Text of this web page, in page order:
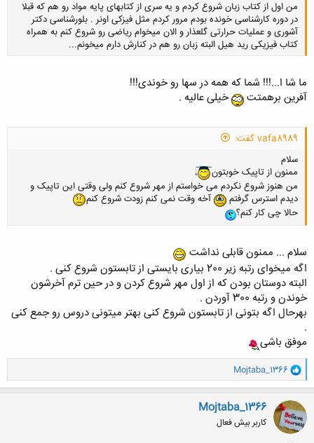
من اول از کتاب زبان شروع کردم و یه سری از کتابهای پایه مواد رو هم که قبلا
در دوره کارشناسی خونده بودم مرور کردم مثل فیزکی اونر . بلورشناسی دکتر
آشوری و عملیات حرارتی گلعذار و الان میخوام ریاضی رو شروع کنم به همراه
کتاب فیزیکی رید هیل البته زبان رو هم در کنارش دارم میخونم...
کلیک کنید تا باز شود...
ما شا ا...!!! شما که همه در سها رو خوندی!!!
آفرین برهمتت
خیلی عالیه .
vafa8989 گفت:
سلام
ممنون از تاپیک خوبتون
من هنوز شروع نکردم می خواستم از مهر شروع کنم ولی وقتی این تاپیک و
دیدم استرس گرفتم
آخه وقت نمی کنم زودت شروع کنم
حالا چی کار کنم؟
سلام ... ممنون قابلی نداشت
اگه میخوای رتبه زیر 200 بیاری بایستی از تابستون شروع کنی .
البته دوستان بودن که از اول مهر شروع کردن و در حین ترم آخرشون
خوندن و رتبه 300 آوردن .
بهرحال اگه بتونی از تابستون شروع کنی بهتر میتونی دروس رو جمع کنی
.
موفق باشی
و
ا
ک
ن
ش
ه
ا
Mojtaba_1366
Mojtaba_1366
کاربر بیش فعال